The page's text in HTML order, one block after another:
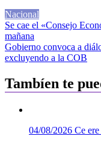
Nacional
Navegación
de
entradas
Se cae el «Consejo
mañana
Gobierno convoca a
excluyendo a la COB
Tambíen te
04/08/2026 Ce